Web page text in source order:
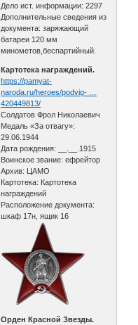
Дело ист. информации: 2297
Дополнительные сведения из
документа: заряжающий
батареи 120 мм
минометов,беспартийный.
Картотека награждений.
https://pamyat-
naroda.ru/heroes/podvig- …
420449813/
Солдатов Фрол Николаевич
Медаль «За отвагу»:
29.06.1944
Дата рождения: __.__.1915
Воинское звание: ефрейтор
Архив: ЦАМО
Картотека: Картотека
награждений
Расположение документа:
шкаф 17н, ящик 16
Орден Красной Звезды.